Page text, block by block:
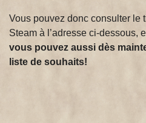
Vous pouvez donc consulter le
Steam à l’adresse ci-dessous,
vous pouvez aussi dès
liste de souhaits!